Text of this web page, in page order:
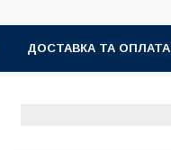
ДОСТАВКА ТА ОПЛАТА